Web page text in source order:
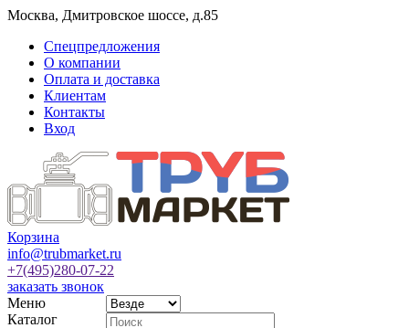
Москва, Дмитровское шоссе, д.85
Спецпредложения
О компании
Оплата и доставка
Клиентам
Контакты
Вход
Корзина
info@trubmarket.ru
+7(495)280-07-22
заказать звонок
Меню
Каталог